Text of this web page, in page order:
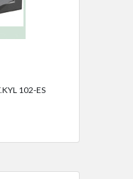
102-ES